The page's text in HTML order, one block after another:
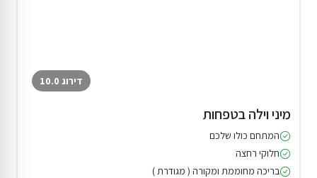
דירוג 10.0
מיני וילה בטפחות
המתחם כולו שלכם
חלוקי רחצה
בריכה מחוממת ומקורה ( מגודרת )